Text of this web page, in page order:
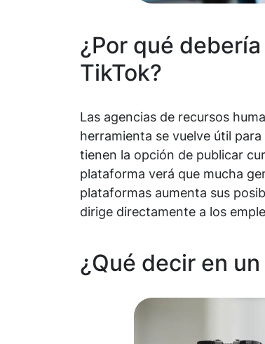
¿Por qué
TikTok?
Las agencias de recursos
herramienta se vuelve útil
tienen la opción de publicar
plataforma verá que mucha
plataformas aumenta sus
dirige directamente a los
¿Qué decir en